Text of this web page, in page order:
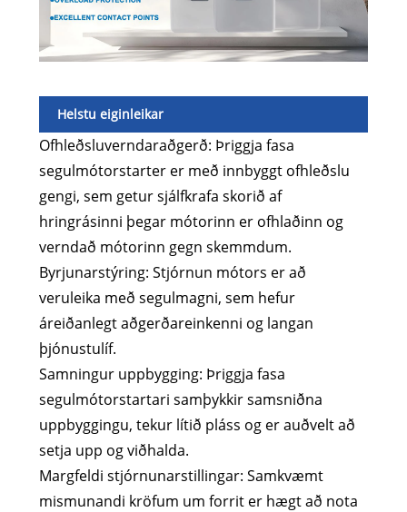
Helstu eiginleikar
Ofhleðsluverndaraðgerð: Þriggja fasa
segulmótorstarter er með innbyggt ofhleðslu
gengi, sem getur sjálfkrafa skorið af
hringrásinni þegar mótorinn er ofhlaðinn og
verndað mótorinn gegn skemmdum.
Byrjunarstýring: Stjórnun mótors er að
veruleika með segulmagni, sem hefur
áreiðanlegt aðgerðareinkenni og langan
þjónustulíf.
Samningur uppbygging: Þriggja fasa
segulmótorstartari samþykkir samsniðna
uppbyggingu, tekur lítið pláss og er auðvelt að
setja upp og viðhalda.
Margfeldi stjórnunarstillingar: Samkvæmt
mismunandi kröfum um forrit er hægt að nota